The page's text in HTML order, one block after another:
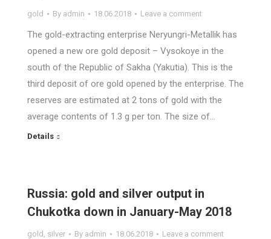
gold By admin 18.06.2018 Leave a comment
The gold-extracting enterprise Neryungri-Metallik has
opened a new ore gold deposit – Vysokoye in the
south of the Republic of Sakha (Yakutia). This is the
third deposit of ore gold opened by the enterprise. The
reserves are estimated at 2 tons of gold with the
average contents of 1.3 g per ton. The size of…
Details
Russia: gold and silver output in
Chukotka down in January-May 2018
gold , silver By admin 18.06.2018 Leave a comment